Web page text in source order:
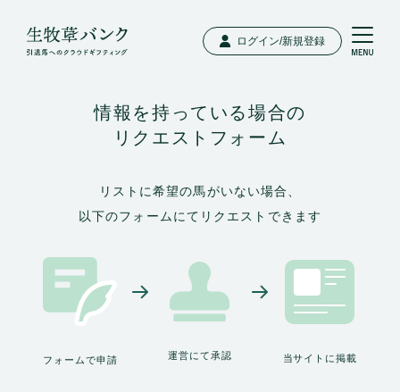
ログイン/新規登録
情報を持っている場合の
リクエストフォーム
リストに希望の馬がいない場合、
以下のフォームにてリクエストできます
フォームで申請 運営にて承認 当サイトに掲載